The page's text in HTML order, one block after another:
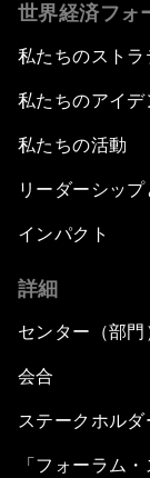
世界経済フォ
私たちのストラ
私たちのアイデ
私たちの活動
リーダーシッ
インパクト
詳細
センター（部門
会合
ステークホル
「フォーラム